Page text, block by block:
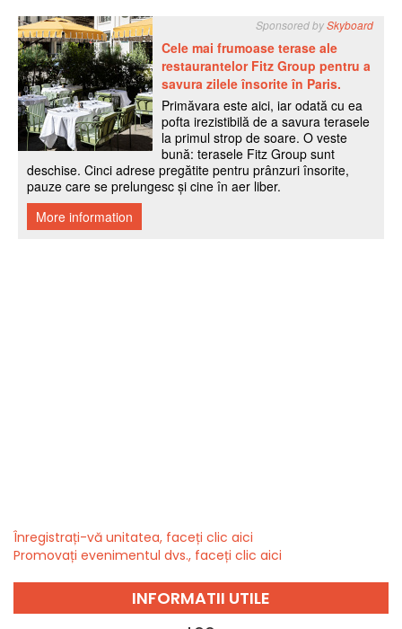
Înregistrați-vă unitatea, faceți clic aici
Promovați evenimentul dvs., faceți clic aici
INFORMATII UTILE